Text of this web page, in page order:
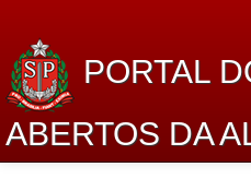
PORTAL
ABERTOS DA